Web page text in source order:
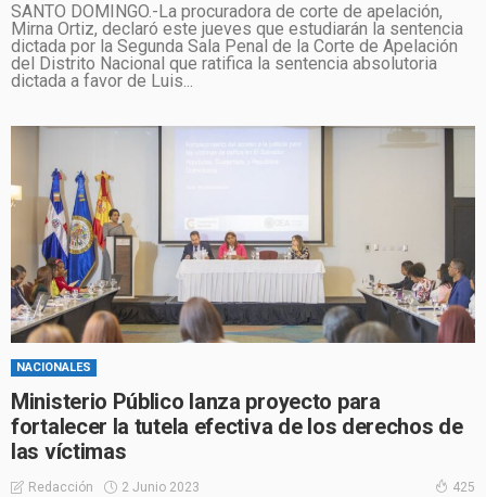
SANTO DOMINGO.-La procuradora de corte de apelación,
Mirna Ortiz, declaró este jueves que estudiarán la sentencia
dictada por la Segunda Sala Penal de la Corte de Apelación
del Distrito Nacional que ratifica la sentencia absolutoria
dictada a favor de Luis...
NACIONALES
Ministerio Público lanza proyecto para
fortalecer la tutela efectiva de los derechos de
las víctimas
Redacción 2 Junio 2023 425